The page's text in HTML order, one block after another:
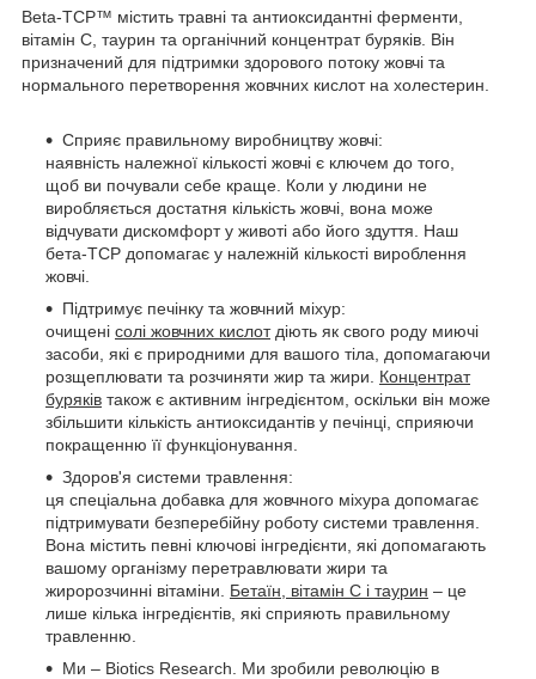
Beta-TCP™ містить травні та антиоксидантні ферменти,
вітамін С, таурин та органічний концентрат буряків. Він
призначений для підтримки здорового потоку жовчі та
нормального перетворення жовчних кислот на холестерин.
Сприяє правильному виробництву жовчі:
наявність належної кількості жовчі є ключем до того,
щоб ви почували себе краще. Коли у людини не
виробляється достатня кількість жовчі, вона може
відчувати дискомфорт у животі або його здуття. Наш
бета-TCP допомагає у належній кількості вироблення
жовчі.
Підтримує печінку та жовчний міхур:
очищені солі жовчних кислотдіють як свого роду миючі
засоби, які є природними для вашого тіла, допомагаючи
розщеплювати та розчиняти жир та жири. Концентрат
буряків також є активним інгредієнтом, оскільки він може
збільшити кількість антиоксидантів у печінці, сприяючи
покращенню її функціонування.
Здоров'я системи травлення:
ця спеціальна добавка для жовчного міхура допомагає
підтримувати безперебійну роботу системи травлення.
Вона містить певні ключові інгредієнти, які допомагають
вашому організму перетравлювати жири та
жиророзчинні вітаміни. Бетаїн, вітамін С і таурин – це
лише кілька інгредієнтів, які сприяють правильному
травленню.
Ми – Biotics Research. Ми зробили революцію в